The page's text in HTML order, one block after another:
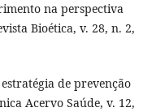
na perspectiva
Bioética, v. 28, n. 2,
de prevenção
Acervo Saúde, v. 12,